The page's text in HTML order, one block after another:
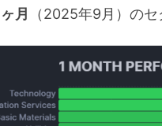
月 （2025年9月）の